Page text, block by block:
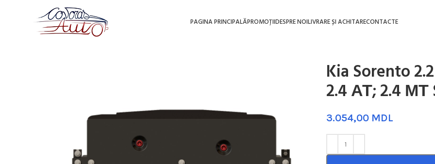
PAGINA PRINCIPALĂPROMOȚIIDESPRE NOILIVRARE ȘI ACHITARECONTACTE
Kia Sorento
2.4 АТ; 2.4 МТ
MDL